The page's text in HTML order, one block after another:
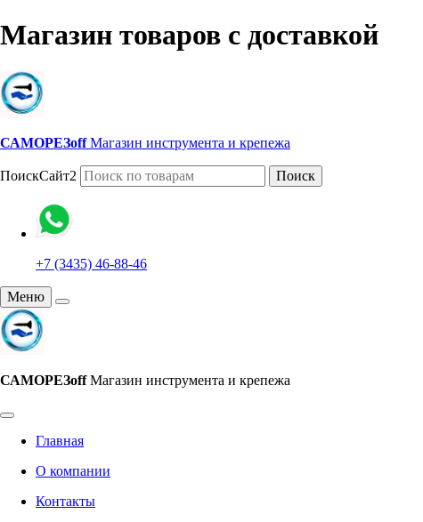
Магазин товаров с доставкой
САМОРЕЗoff Магазин инструмента и крепежа
ПоискСайт2 Поиск
+7 (3435) 46-88-46
Меню
САМОРЕЗoff Магазин инструмента и крепежа
Главная
О компании
Контакты